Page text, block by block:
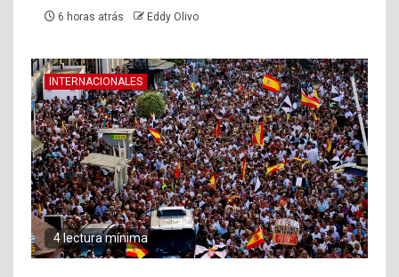
6 horas atrás Eddy Olivo
INTERNACIONALES
4 lectura mínima